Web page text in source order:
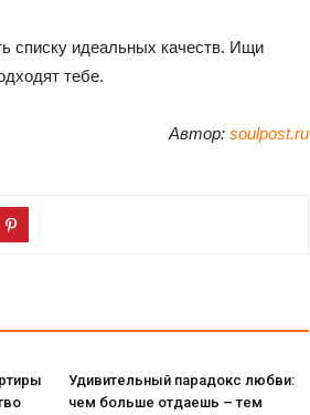
списку идеальных качеств. Ищи
тебе.
Автор: soulpost.ru
Удивительный парадокс любви:
чем больше отдаешь – тем